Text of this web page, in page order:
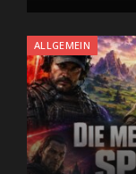
ALLGEMEIN